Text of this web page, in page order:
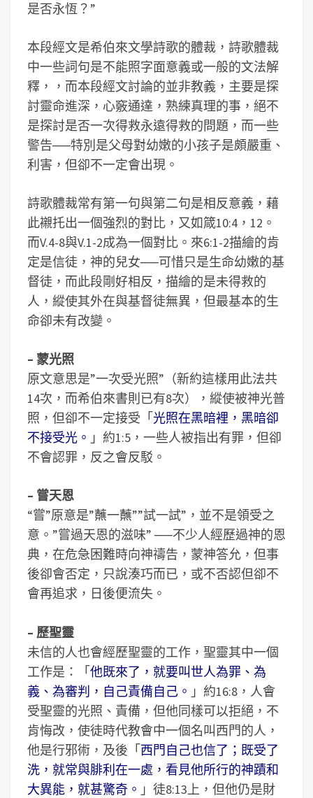
是否永恆？”
本段經文是希伯來文學詩歌的體裁，詩歌體裁
中一些詞句是不能照字面意義或一般的文法解
釋，，而本段經文討論的並非教義，主要是探
討靈命進深，心竅通達，熟練真理的事，絕不
是探討是否一次得救永遠得救的問題，而一些
警告──特別是父母對幼嫩的小孩子是頗嚴重、
利害，但卻不一定會出現。
詩歌體裁常有第一句與第二句是相反意義，藉
此襯托出一個強烈的對比，又如箴10:4，12。
而V.4-8與V.1-2成為一個對比。來6:1-2描繪的肯
定是信徒，神的兒女──可惜只是生命幼嫩的基
督徒，而此段剛好相反，描繪的是未得救的
人，縱使其外在與基督徒無異，但最基本的生
命卻未有改變。
– 蒙光照
原文意思是”一次受光照”（新約這樣用此法共
14次，而希伯來書則已有8次），縱使被神光普
照，但卻不一定接受「光照在黑暗裡，黑暗卻
不接受光。 」約1:5，一些人被指出有罪，但卻
不會認罪，反之會反駁。
– 嘗天恩
“嘗”原意是”蘸一蘸””試一試”，並不是領受之
意。”嘗過天恩的滋味” ──不少人經歷過神的恩
典，在危急困難時向神禱告，蒙神答允，但事
後卻會否定，只說湊巧而已，或不否認但卻不
會再追求，日後便流失。
– 歷聖靈
未信的人也會經歷聖靈的工作，聖靈其中一個
工作是：「他既來了，就要叫世人為罪、為
義、為審判，自己責備自己。 」約16:8，人會
受聖靈的光照、責備，但他同樣可以拒絕，不
肯悔改，使徒時代教會中一個名叫西門的人，
他是行邪術，及後「西門自己也信了；既受了
洗，就常與腓利在一處，看見他所行的神蹟和
大異能，就甚驚奇。 」徒8:13上，但他仍是財